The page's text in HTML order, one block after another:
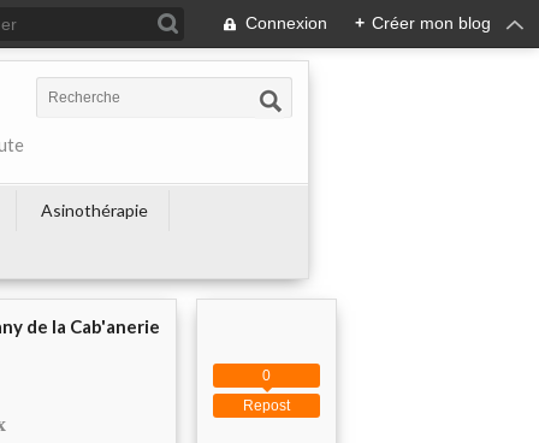
Connexion + Créer mon blog
Asinothérapie
de la Cab'anerie
Repost
0